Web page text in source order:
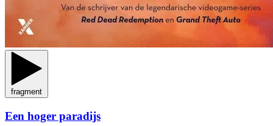
fragment
Een hoger paradijs